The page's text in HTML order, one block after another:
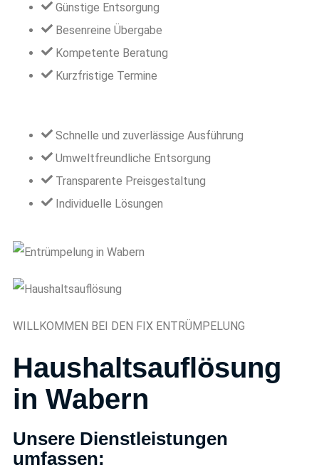
Günstige Entsorgung
Besenreine Übergabe
Kompetente Beratung
Kurzfristige Termine
Schnelle und zuverlässige Ausführung
Umweltfreundliche Entsorgung
Transparente Preisgestaltung
Individuelle Lösungen
WILLKOMMEN BEI DEN FIX ENTRÜMPELUNG
Haushaltsauflösung
in Wabern
Unsere Dienstleistungen
umfassen: